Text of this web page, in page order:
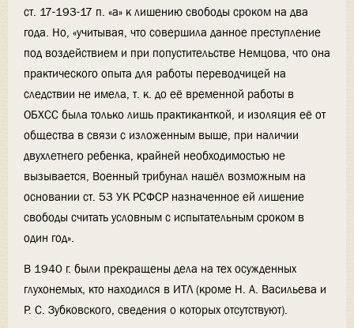
ст. 17-193-17 п. «а» к лишению свободы сроком на два
года. Но, «учитывая, что совершила данное преступление
под воздействием и при попустительстве Немцова, что она
практического опыта для работы переводчицей на
следствии не имела, т. к. до её временной работы в
ОБХСС была только лишь практиканткой, и изоляция её от
общества в связи с изложенным выше, при наличии
двухлетнего ребенка, крайней необходимостью не
вызывается, Военный трибунал нашёл возможным на
основании ст. 53 УК РСФСР назначенное ей лишение
свободы считать условным с испытательным сроком в
один год».
В 1940 г. были прекращены дела на тех осужденных
глухонемых, кто находился в ИТЛ (кроме Н. А. Васильева и
Р. С. Зубковского, сведения о которых отсутствуют).